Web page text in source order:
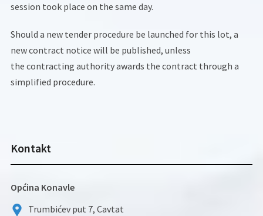
session took place on the same day.
Should a new tender procedure be launched for this lot, a
new contract notice will be published, unless
the contracting authority awards the contract through a
simplified procedure.
Kontakt
Općina Konavle
Trumbićev put 7, Cavtat